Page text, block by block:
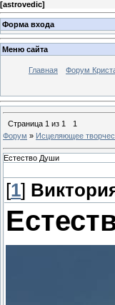
[astrovedic]
Форма входа
Меню сайта
Главная Форум
Страница 1 из 1
1
Форум » Исцеляющее
Естество Души
[1]